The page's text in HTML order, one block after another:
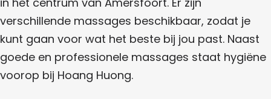
H
u
o
n
o
n
T
h
a
g
|
T
h
i
M
a
u
o
n
g
T
verschillende massages beschikbaar, zodat je
kunt gaan voor wat het beste bij jou past. Naast
goede en professionele massages staat hygiëne
voorop bij Hoang Huong.